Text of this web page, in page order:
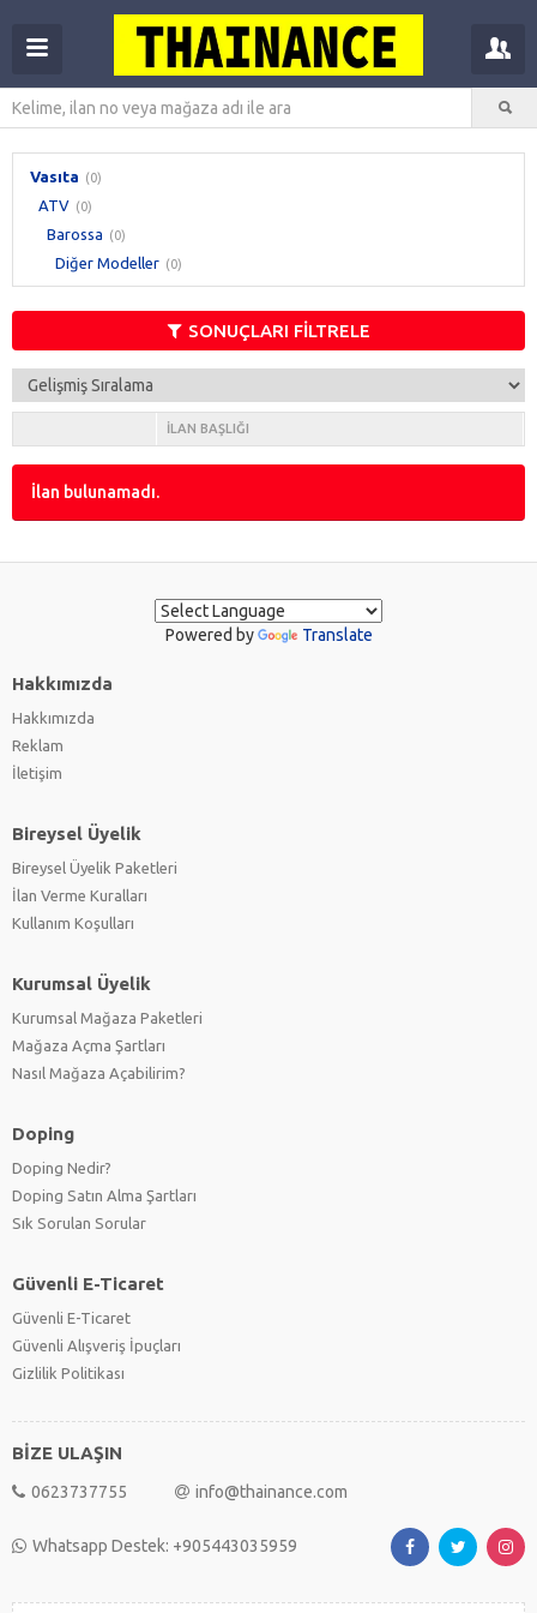
Vasıta (0)
ATV (0)
Barossa (0)
Diğer Modeller (0)
SONUÇLARI FİLTRELE
İLAN BAŞLIĞI
İlan bulunamadı.
Powered by Translate
Hakkımızda
Hakkımızda
Reklam
İletişim
Bireysel Üyelik
Bireysel Üyelik Paketleri
İlan Verme Kuralları
Kullanım Koşulları
Kurumsal Üyelik
Kurumsal Mağaza Paketleri
Mağaza Açma Şartları
Nasıl Mağaza Açabilirim?
Doping
Doping Nedir?
Doping Satın Alma Şartları
Sık Sorulan Sorular
Güvenli E-Ticaret
Güvenli E-Ticaret
Güvenli Alışveriş İpuçları
Gizlilik Politikası
BİZE ULAŞIN
0623737755 info@thainance.com
Whatsapp Destek: +905443035959